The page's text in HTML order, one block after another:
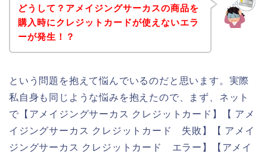
どうして？アメイジングサーカスの商品を
購入時にクレジットカードが使えないエラ
ーが発生！？
という問題を抱えて悩んでいるのだと思います。実際
私自身も同じような悩みを抱えたので、まず、ネット
で【アメイジングサーカス クレジットカード】【 アメ
イジングサーカス クレジットカード 失敗】【 アメイ
ジングサーカス クレジットカード エラー】【アメイ